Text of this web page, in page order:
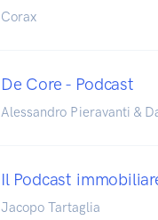
Corax
De Core - Podcast
Alessandro Pieravanti &
Il Podcast
Jacopo Tartaglia